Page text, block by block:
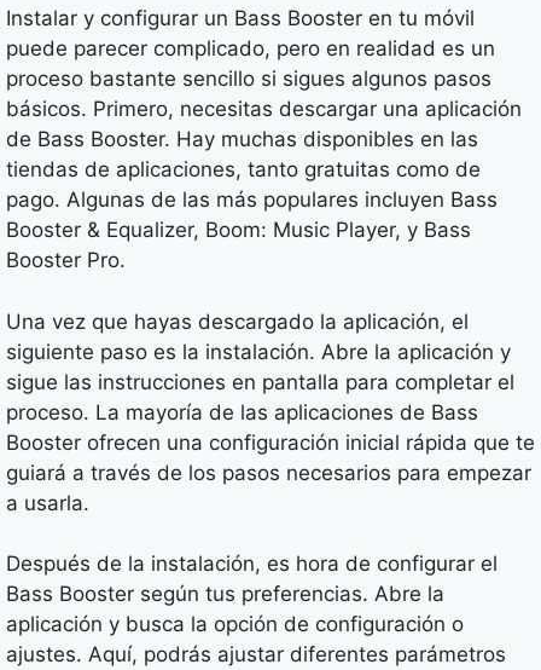
Instalar y configurar un Bass Booster en tu móvil
puede parecer complicado, pero en realidad es un
proceso bastante sencillo si sigues algunos pasos
básicos. Primero, necesitas descargar una aplicación
de Bass Booster. Hay muchas disponibles en las
tiendas de aplicaciones, tanto gratuitas como de
pago. Algunas de las más populares incluyen Bass
Booster & Equalizer, Boom: Music Player, y Bass
Booster Pro.
Una vez que hayas descargado la aplicación, el
siguiente paso es la instalación. Abre la aplicación y
sigue las instrucciones en pantalla para completar el
proceso. La mayoría de las aplicaciones de Bass
Booster ofrecen una configuración inicial rápida que te
guiará a través de los pasos necesarios para empezar
a usarla.
Después de la instalación, es hora de configurar el
Bass Booster según tus preferencias. Abre la
aplicación y busca la opción de configuración o
ajustes. Aquí, podrás ajustar diferentes parámetros